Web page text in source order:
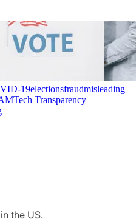
19electionsfraudmisleading
Tech Transparency
the US.